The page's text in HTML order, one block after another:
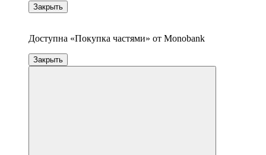
Закрыть
Доступна «Покупка частями» от Monobank
Закрыть